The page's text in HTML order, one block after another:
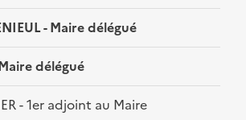
- Maire délégué
délégué
- 1er adjoint au Maire